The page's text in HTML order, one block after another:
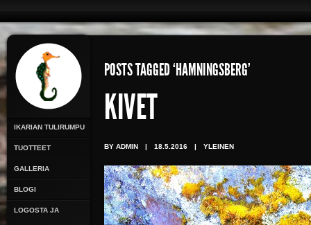
IKARIAN TULIRUMPU
TUOTTEET
GALLERIA
BLOGI
LOGOSTA JA
POSTS TAGGED ‘HAMNINGSBERG’
KIVET
BY ADMIN | 18.5.2016 | YLEINEN